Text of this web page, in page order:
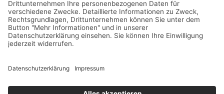
Datenschutz
Impressum